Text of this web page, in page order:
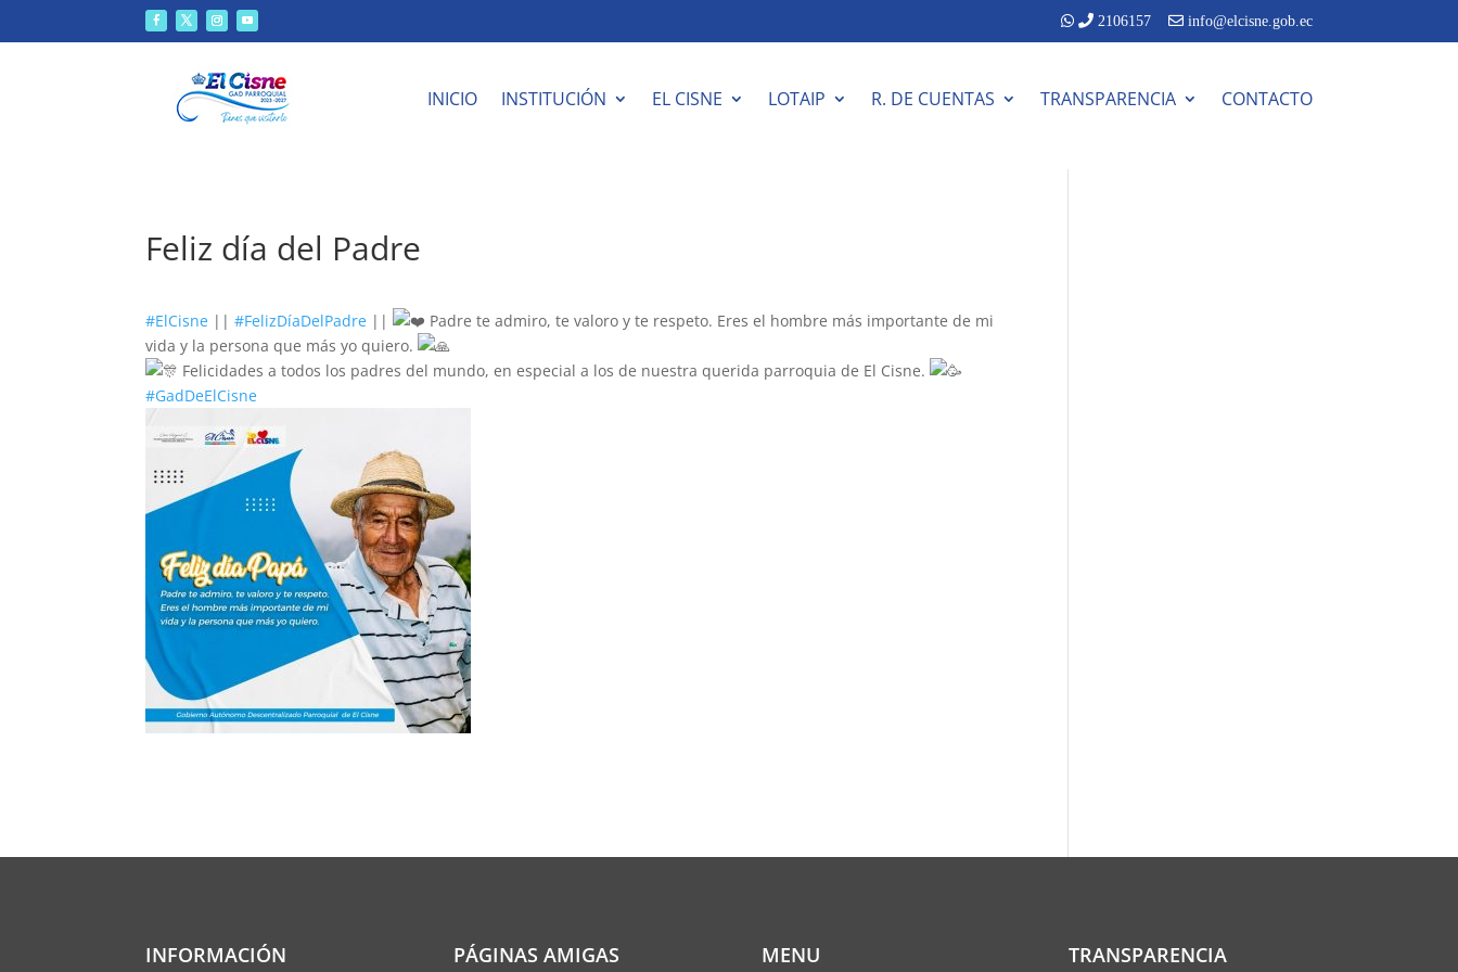
2106157 info@elcisne.gob.ec
INICIO INSTITUCIÓN EL CISNE LOTAIP R. DE CUENTAS TRANSPARENCIA CONTACTO
Feliz día del Padre
#ElCisne ||#FelizDíaDelPadre ||
Padre te admiro, te valoro y te respeto. Eres el hombre más importante de mi
vida y la persona que más yo quiero.
Felicidades a todos los padres del mundo, en especial a los de nuestra querida parroquia de El Cisne.
#GadDeElCisne
INFORMACIÓN PÁGINAS AMIGAS MENU TRANSPARENCIA